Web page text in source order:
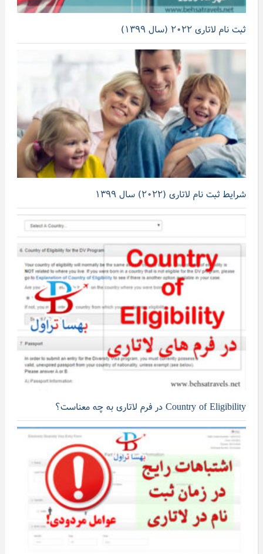
ثبت نام لاتاری ۲۰۲۲ (سال ۱۳۹۹)
شرایط ثبت نام لاتاری (۲۰۲۲) سال ۱۳۹۹
Country of Eligibility در فرم لاتاری به چه معناست؟